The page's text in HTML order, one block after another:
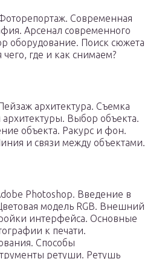
Современная
Арсенал современного
оборудование. Поиск сюжета
где и как снимаем?
архитектура. Съемка
архитектуры. Выбор объекта.
объекта. Ракурс и фон.
и связи между объектами.
Photoshop. Введение в
модель RGB. Внешний
интерфейса. Основные
к печати.
Способы
ретуши. Ретушь